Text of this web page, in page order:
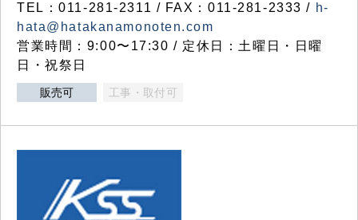
TEL：011-281-2311 / FAX：011-281-2333 / h-
hata@hatakanamonoten.com
営業時間：9:00〜17:30 / 定休日：土曜日・日曜
日・祝祭日
販売可 工事・取付可